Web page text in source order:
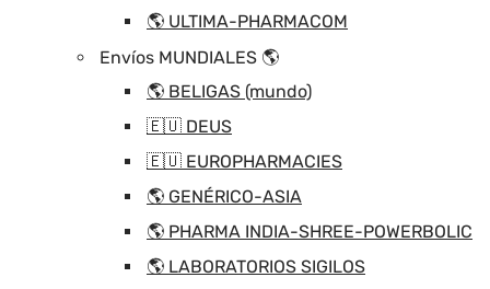
🌎 ULTIMA-PHARMACOM
Envíos MUNDIALES 🌎
🌎 BELIGAS (mundo)
🇪🇺 DEUS
🇪🇺 EUROPHARMACIES
🌎 GENÉRICO-ASIA
🌎 PHARMA INDIA-SHREE-POWERBOLIC
🌎 LABORATORIOS SIGILOS